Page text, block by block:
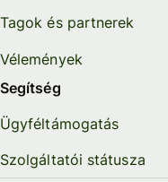
Tagok és partnerek
Vélemények
Segítség
Ügyféltámogatás
Szolgáltatói státusza